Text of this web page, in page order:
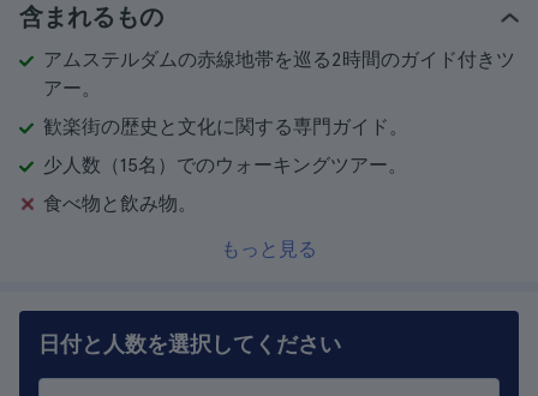
含まれるもの
アムステルダムの赤線地帯を巡る2時間のガイド付きツ
アー。
歓楽街の歴史と文化に関する専門ガイド。
少人数（15名）でのウォーキングツアー。
食べ物と飲み物。
もっと見る
日付と人数を選択してください